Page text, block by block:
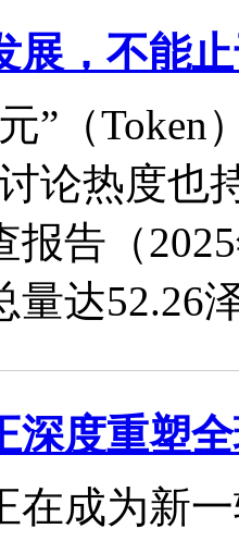
展，不能
”（Token
论热度也
报告（
量达52.26
深度重塑
在成为新